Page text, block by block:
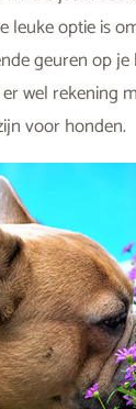
leuke optie is
geuren op
wel rekening
voor honden.